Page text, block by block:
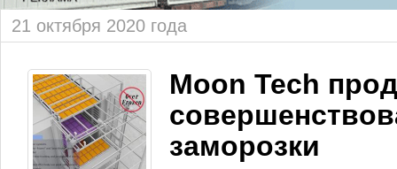
21 октября 2020 года
Moon Tech
заморозки